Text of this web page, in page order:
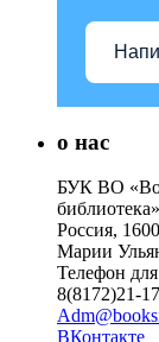
о нас
БУК ВО
библиотека»
Россия,
Марии
Телефон
8(8172)21-
ВКонтакте